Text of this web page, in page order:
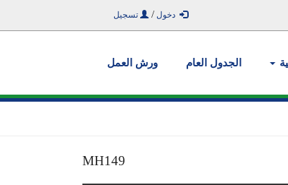
دخول / تسجيل
الجدول العام ورش العمل
MH149